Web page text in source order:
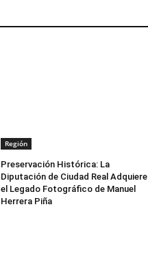
Región
Preservación Histórica: La
Diputación de Ciudad Real Adquiere
el Legado Fotográfico de Manuel
Herrera Piña